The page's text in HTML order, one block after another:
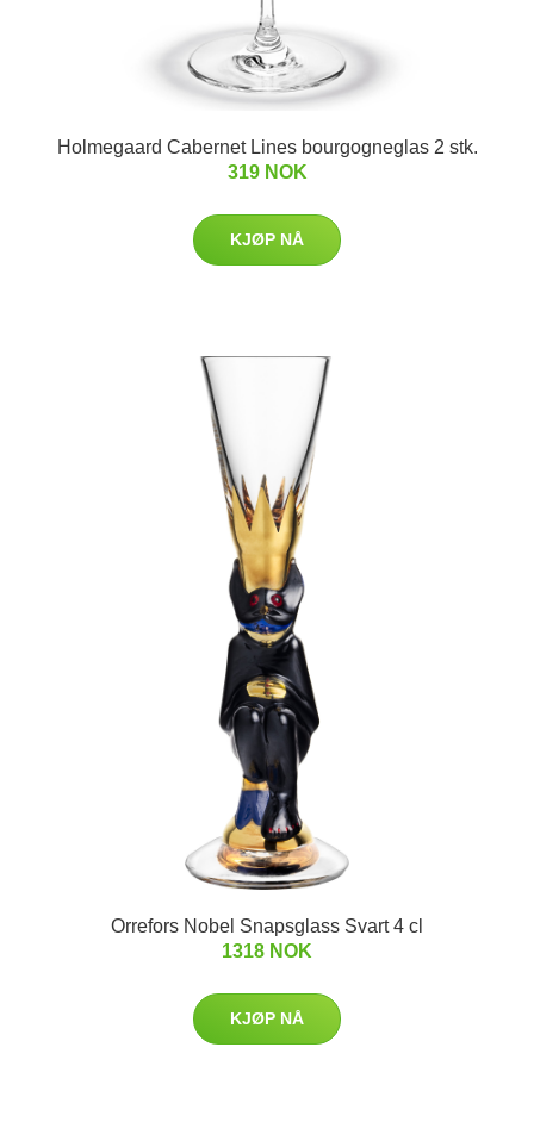
Holmegaard Cabernet Lines bourgogneglas 2 stk.
319 NOK
KJØP NÅ
Orrefors Nobel Snapsglass Svart 4 cl
1318 NOK
KJØP NÅ